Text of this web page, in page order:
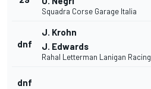
Squadra Corse Garage Italia
dnf
J. Krohn
J. Edwards
Rahal Letterman Lanigan Racing
dnf